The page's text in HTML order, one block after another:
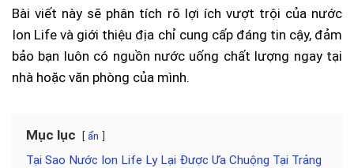
Bài viết này sẽ phân tích rõ lợi ích vượt trội của nước
Ion Life và giới thiệu địa chỉ cung cấp đáng tin cậy, đảm
bảo bạn luôn có nguồn nước uống chất lượng ngay tại
nhà hoặc văn phòng của mình.
Mục lục ẩn
Tại Sao Nước Ion Life Ly Lại Được Ưa Chuộng Tại Trảng